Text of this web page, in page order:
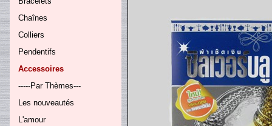
Chaînes
Colliers
Pendentifs
Accessoires
-----Par Thèmes---
Les nouveautés
L'amour